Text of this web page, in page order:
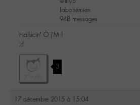
Labohémien
948 messages
Hallucin’ Ô j’M !
;-)
3
17 décembre 2015 à 15:04